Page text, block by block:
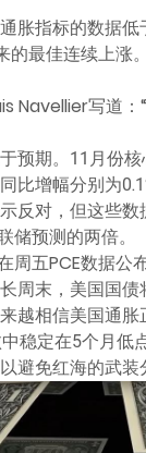
胀指标的数据
最佳连续上
写道：
预期。11月份
增幅分别为
反对，但这些
预测的两倍。
五PCE数据公
周末，美国国债
越相信美国通胀
稳定在5个月低
避免红海的武